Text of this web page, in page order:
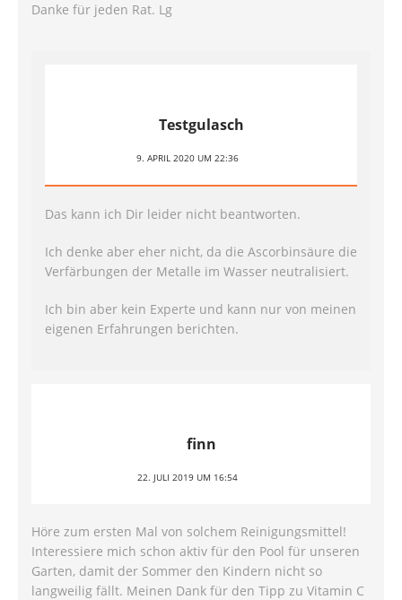
Danke für jeden Rat. Lg
Testgulasch
9. APRIL 2020 UM 22:36
Das kann ich Dir leider nicht beantworten.
Ich denke aber eher nicht, da die Ascorbinsäure die
Verfärbungen der Metalle im Wasser neutralisiert.
Ich bin aber kein Experte und kann nur von meinen
eigenen Erfahrungen berichten.
finn
22. JULI 2019 UM 16:54
Höre zum ersten Mal von solchem Reinigungsmittel!
Interessiere mich schon aktiv für den Pool für unseren
Garten, damit der Sommer den Kindern nicht so
langweilig fällt. Meinen Dank für den Tipp zu Vitamin C